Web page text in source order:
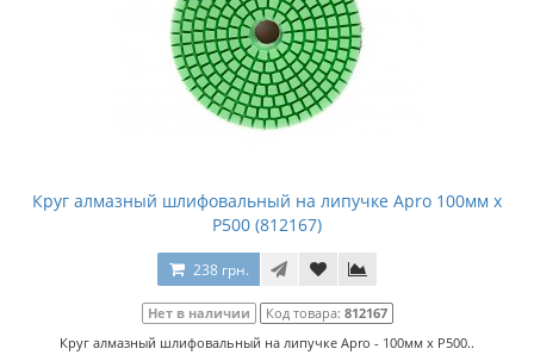
Круг алмазный шлифовальный на липучке Apro 100мм x
P500 (812167)
238 грн.
Нет в наличии Код товара: 812167
Круг алмазный шлифовальный на липучке Apro - 100мм x P500..